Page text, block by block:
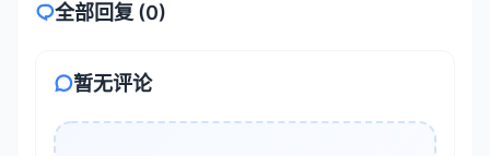
│         用户交互层                │
├─────────────────────────────────┤
全部回复 (0)
暂无评论